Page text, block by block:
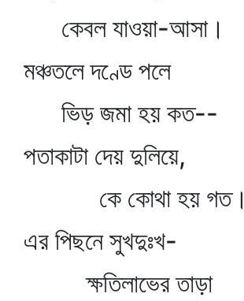
কেবল যাওয়া-আসা।
মঞ্চতলে দণ্ডে পলে
ভিড় জমা হয় কত--
পতাকাটা দেয় দুলিয়ে,
কে কোথা হয় গত।
এর পিছনে সুখদুঃখ-
ক্ষতিলাভের তাড়া